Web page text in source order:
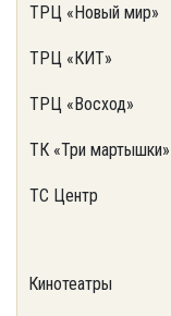
ТРЦ «Новый мир»
ТРЦ «КИТ»
ТРЦ «Восход»
ТК «Три мартышки»
ТС Центр
Кинотеатры